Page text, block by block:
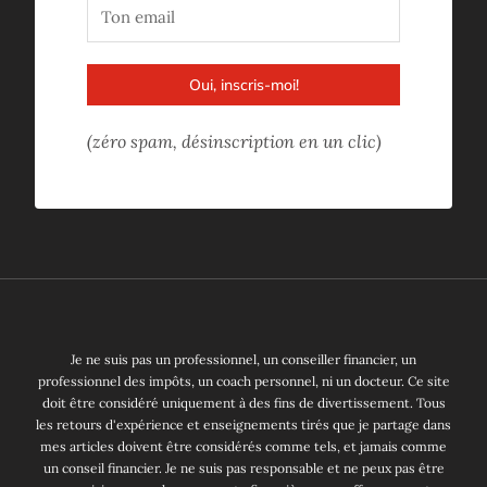
Oui, inscris-moi!
(zéro spam, désinscription en un clic)
Je ne suis pas un professionnel, un conseiller financier, un
professionnel des impôts, un coach personnel, ni un docteur. Ce site
doit être considéré uniquement à des fins de divertissement. Tous
les retours d'expérience et enseignements tirés que je partage dans
mes articles doivent être considérés comme tels, et jamais comme
un conseil financier. Je ne suis pas responsable et ne peux pas être